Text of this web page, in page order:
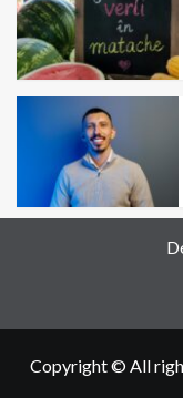
Copyright © All